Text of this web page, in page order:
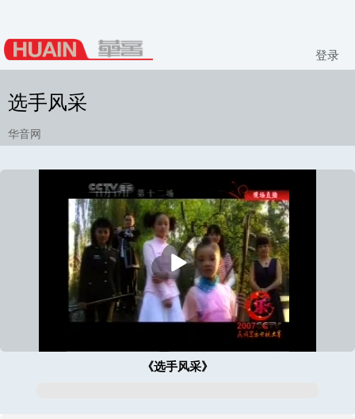
登录
选手风采
华音网
播
放
《选手风采》